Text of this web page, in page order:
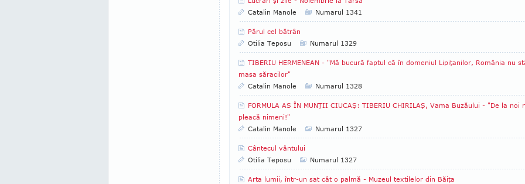
Catalin Manole
Numarul 1341
Părul cel bătrân
Otilia Teposu
Numarul 1329
TIBERIU HERMENEAN - "Mă bucură faptul că în domeniul Lipiţanilor, România nu
masa săracilor"
Catalin Manole
Numarul 1328
FORMULA AS ÎN MUNŢII CIUCAŞ: TIBERIU CHIRILAŞ, Vama Buzăului - "De la noi
pleacă nimeni!"
Catalin Manole
Numarul 1327
Cântecul vântului
Otilia Teposu
Numarul 1327
Arta lumii, într-un sat cât o palmă - Muzeul textilelor din Băiţa